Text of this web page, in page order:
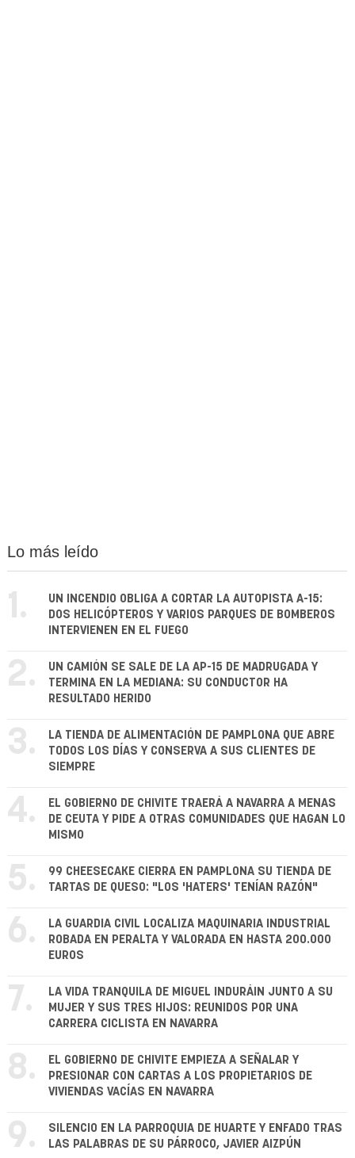
Lo más leído
1.
UN INCENDIO OBLIGA A CORTAR LA AUTOPISTA A-15:
DOS HELICÓPTEROS Y VARIOS PARQUES DE BOMBEROS
INTERVIENEN EN EL FUEGO
2.
UN CAMIÓN SE SALE DE LA AP-15 DE MADRUGADA Y
TERMINA EN LA MEDIANA: SU CONDUCTOR HA
RESULTADO HERIDO
3.
LA TIENDA DE ALIMENTACIÓN DE PAMPLONA QUE ABRE
TODOS LOS DÍAS Y CONSERVA A SUS CLIENTES DE
SIEMPRE
4.
EL GOBIERNO DE CHIVITE TRAERÁ A NAVARRA A MENAS
DE CEUTA Y PIDE A OTRAS COMUNIDADES QUE HAGAN LO
MISMO
5.
99 CHEESECAKE CIERRA EN PAMPLONA SU TIENDA DE
TARTAS DE QUESO: "LOS 'HATERS' TENÍAN RAZÓN"
6.
LA GUARDIA CIVIL LOCALIZA MAQUINARIA INDUSTRIAL
ROBADA EN PERALTA Y VALORADA EN HASTA 200.000
EUROS
7.
LA VIDA TRANQUILA DE MIGUEL INDURÁIN JUNTO A SU
MUJER Y SUS TRES HIJOS: REUNIDOS POR UNA
CARRERA CICLISTA EN NAVARRA
8.
EL GOBIERNO DE CHIVITE EMPIEZA A SEÑALAR Y
PRESIONAR CON CARTAS A LOS PROPIETARIOS DE
VIVIENDAS VACÍAS EN NAVARRA
9.
SILENCIO EN LA PARROQUIA DE HUARTE Y ENFADO TRAS
LAS PALABRAS DE SU PÁRROCO, JAVIER AIZPÚN